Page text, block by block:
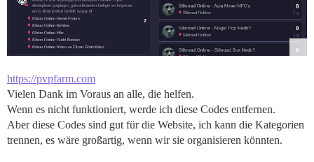
https://pvpfarm.com
Vielen Dank im Voraus an alle, die helfen.
Wenn es nicht funktioniert, werde ich diese Codes entfernen.
Aber diese Codes sind gut für die Website, ich kann die Kategorien
trennen, es wäre großartig, wenn wir sie organisieren könnten.